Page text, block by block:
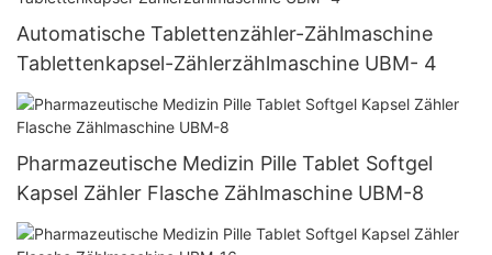
Automatische Tablettenzähler-Zählmaschine
Tablettenkapsel-Zählerzählmaschine UBM- 4
Pharmazeutische Medizin Pille Tablet Softgel
Kapsel Zähler Flasche Zählmaschine UBM-8